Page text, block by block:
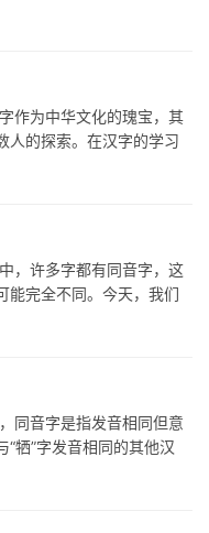
作为中华文化的瑰宝，其
人的探索。在汉字的学习
许多字都有同音字，这
能完全不同。今天，我们
音字是指发音相同但意
牺”字发音相同的其他汉